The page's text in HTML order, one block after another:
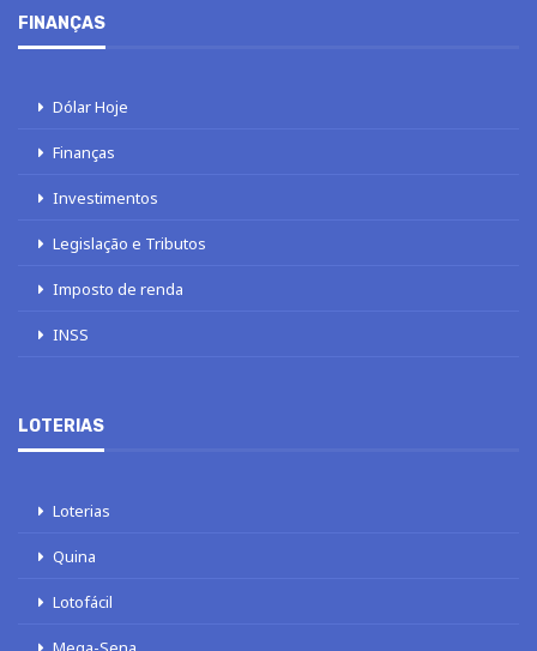
FINANÇAS
Dólar Hoje
Finanças
Investimentos
Legislação e Tributos
Imposto de renda
INSS
LOTERIAS
Loterias
Quina
Lotofácil